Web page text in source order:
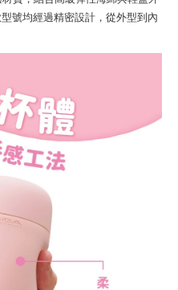
號均經過精密設計，從外型到內